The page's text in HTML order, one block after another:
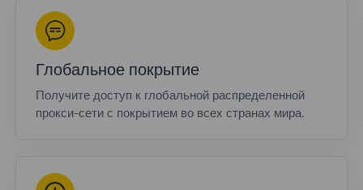
Глобальное покрытие
Получите доступ к глобальной распределенной
прокси-сети с покрытием во всех странах мира.